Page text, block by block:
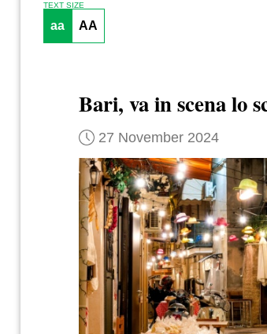
TEXT SIZE
aa AA
Bari, va in scena lo
27 November 2024